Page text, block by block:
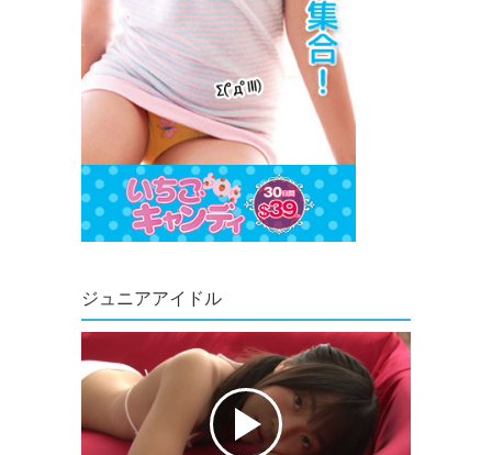
ジュニアアイドル